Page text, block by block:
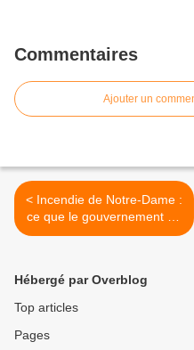
Commentaires
Ajouter un
< Incendie de Notre-Dame :
ce que le gouvernement ne
veut pas avouer... Contre-
Hébergé par Overblog
Top articles
Pages